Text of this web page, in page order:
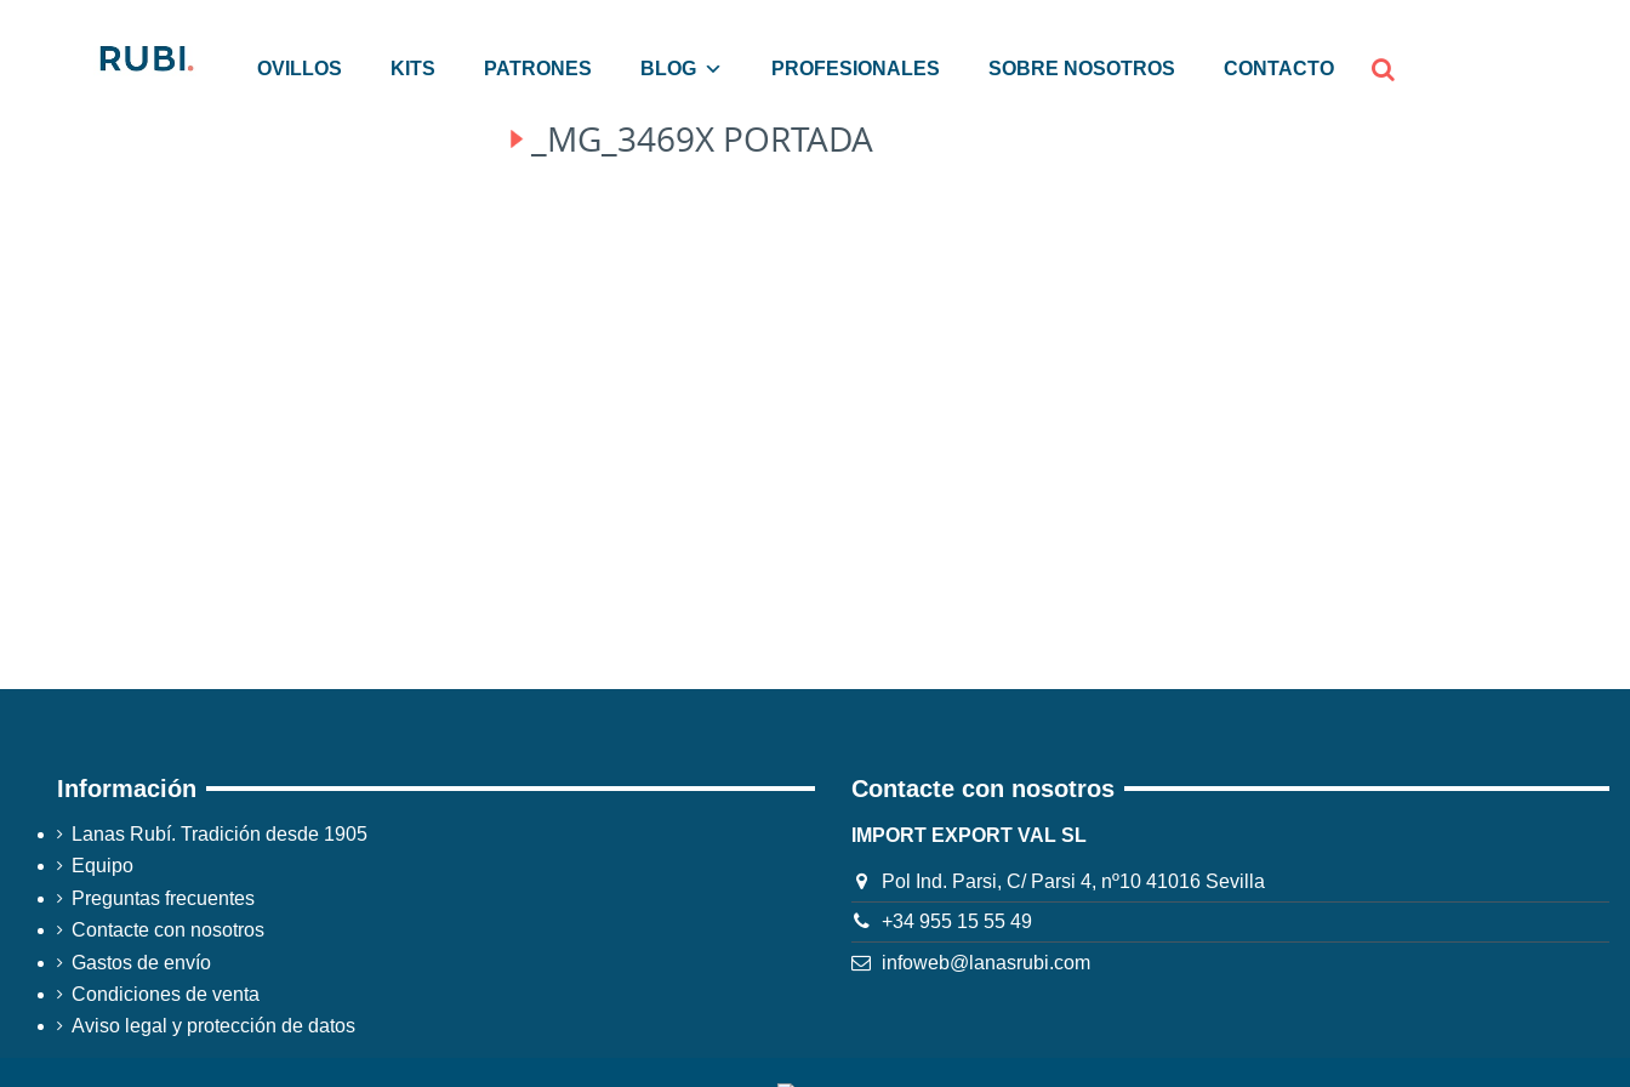
OVILLOS KITS PATRONES BLOG PROFESIONALES SOBRE NOSOTROS CONTACTO
_MG_3469X PORTADA
Información
Lanas Rubí. Tradición desde 1905
Equipo
Preguntas frecuentes
Contacte con nosotros
Gastos de envío
Condiciones de venta
Aviso legal y protección de datos
Contacte con nosotros
IMPORT EXPORT VAL SL
Pol Ind. Parsi, C/ Parsi 4, nº10 41016 Sevilla
+34 955 15 55 49
infoweb@lanasrubi.com